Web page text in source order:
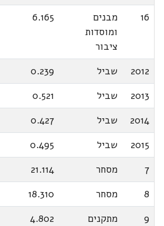
16
מבנים
ומוסדות
ציבור
6.165
2012 שביל
0.239
2013
שביל
0.521
2014
שביל
0.427
2015
שביל
0.495
7
מסחר 21.114
8
מסחר 18.310
9
מתקנים
4.802